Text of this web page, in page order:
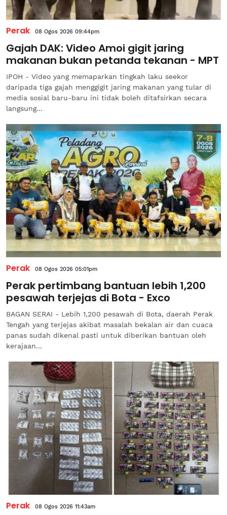
Perak 08 Ogos 2026 09:44pm
Gajah DAK: Video Amoi gigit jaring
makanan bukan petanda tekanan - MPT
IPOH - Video yang memaparkan tingkah laku seekor
daripada tiga gajah menggigit jaring makanan yang tular di
media sosial baru-baru ini tidak boleh ditafsirkan secara
langsung...
Perak 08 Ogos 2026 05:01pm
Perak pertimbang bantuan lebih 1,200
pesawah terjejas di Bota - Exco
BAGAN SERAI - Lebih 1,200 pesawah di Bota, daerah Perak
Tengah yang terjejas akibat masalah bekalan air dan cuaca
panas sudah dikenal pasti untuk diberikan bantuan oleh
kerajaan...
Perak 08 Ogos 2026 11:43am